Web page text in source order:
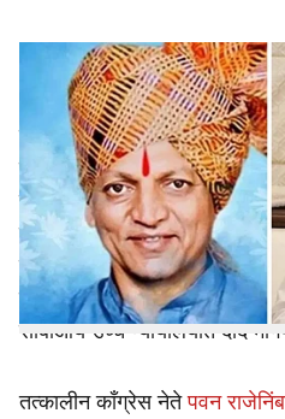
a
r
e
Pavanraje Nimbalkar murder case latest update
Dharashiv News:महाराष्ट्र
वर्षांपासून प्रलंबित बहुचर्चित पवन
प्रकरणाचा अंतिम निकाल हा
न्यायालयानं या हत्याकांडाची
पद्मसिंह पाटील यांच्यासह सर्व
हा निकाल म्हणजे या प्रकरणाचा
मोठा झटका मानला जात आहे.
सीबीआय उच्च न्यायालयात दाद
तत्कालीन काँग्रेस नेतेपवन